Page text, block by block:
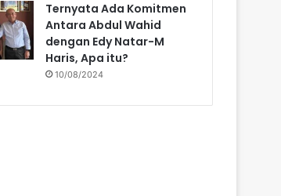
Ternyata Ada Komitmen
Antara Abdul Wahid
dengan Edy Natar-M
Haris, Apa itu?
10/08/2024